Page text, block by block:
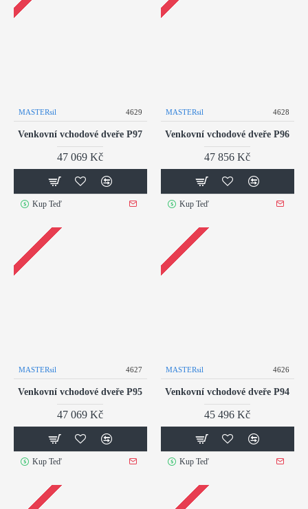
MASTERsil 4629
Venkovní vchodové dveře P97
47 069 Kč
Kup Teď
MASTERsil 4628
Venkovní vchodové dveře P96
47 856 Kč
Kup Teď
MASTERsil 4627
Venkovní vchodové dveře P95
47 069 Kč
Kup Teď
MASTERsil 4626
Venkovní vchodové dveře P94
45 496 Kč
Kup Teď